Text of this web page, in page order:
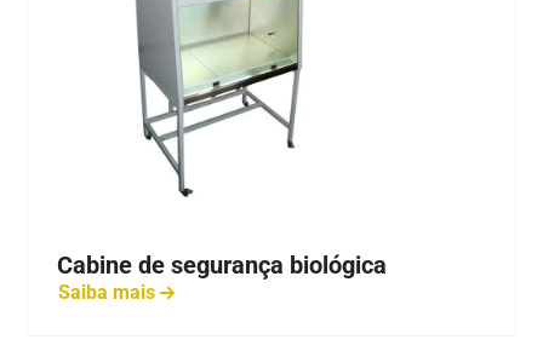
Cabine de segurança biológica
Saiba mais